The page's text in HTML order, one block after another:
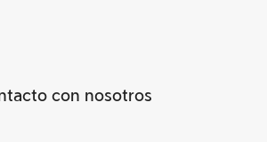
con nosotros